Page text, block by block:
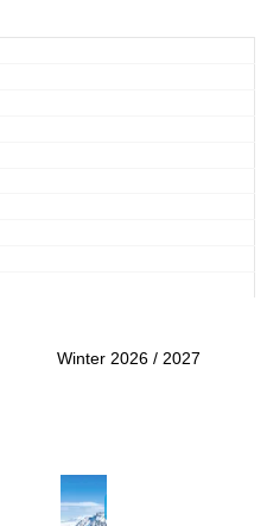
Winter 2026 / 2027